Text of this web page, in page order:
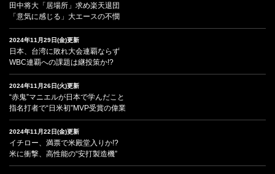
田中将大「居場所」求め楽天退団
「意気に感じる」大エースの不憫
2024年11月29日(金)更新
日本、台湾に敗れ大会連覇ならず
WBC連覇への課題は継投策か!?
2024年11月26日(火)更新
“赤鬼”マニエルが日本で学んだこと
指名打者で“日米初”MVP受賞の偉業
2024年11月22日(金)更新
イチロー、満票で米殿堂入りか!?
米に衝撃、高性能の“安打製造機”